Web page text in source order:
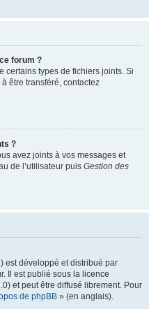
forum ?
certains types de fichiers joints. Si
être transféré, contactez
?
avez joints à vos messages et
de l’utilisateur puis Gestion des
est développé et distribué par
Il est publié sous la licence
et peut être diffusé librement. Pour
de phpBB » (en anglais).